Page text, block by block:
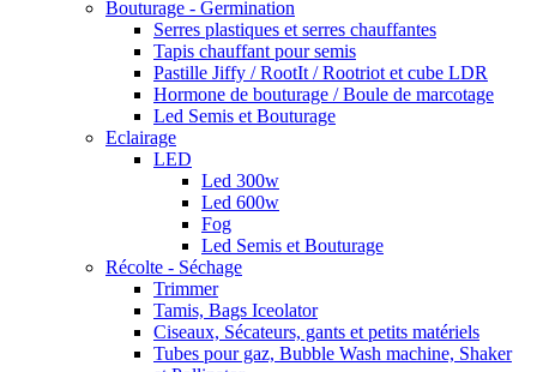
Bouturage - Germination
Serres plastiques et serres chauffantes
Tapis chauffant pour semis
Pastille Jiffy / RootIt / Rootriot et cube LDR
Hormone de bouturage / Boule de marcotage
Led Semis et Bouturage
Eclairage
LED
Led 300w
Led 600w
Fog
Led Semis et Bouturage
Récolte - Séchage
Trimmer
Tamis, Bags Iceolator
Ciseaux, Sécateurs, gants et petits matériels
Tubes pour gaz, Bubble Wash machine, Shaker